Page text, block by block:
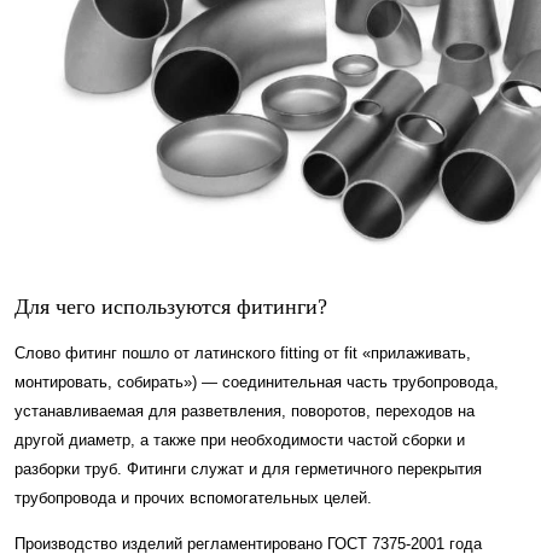
Для чего используются фитинги?
Слово фитинг пошло от латинского fitting от fit «прилаживать,
монтировать, собирать») — соединительная часть трубопровода,
устанавливаемая для разветвления, поворотов, переходов на
другой диаметр, а также при необходимости частой сборки и
разборки труб. Фитинги служат и для герметичного перекрытия
трубопровода и прочих вспомогательных целей.
Производство изделий регламентировано ГОСТ 7375-2001 года